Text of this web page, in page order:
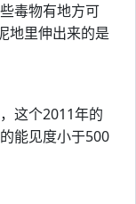
毒物有地方可
地里伸出来的是
这个2011年的
能见度小于500